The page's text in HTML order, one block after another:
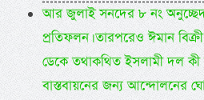
আর জুলাই সনদের ৮ নং
প্রতিফলন। তারপরেও ঈমান
ডেকে তথাকথিত ইসলামী দল
বাস্তবায়নের জন্য আন্দোলনের